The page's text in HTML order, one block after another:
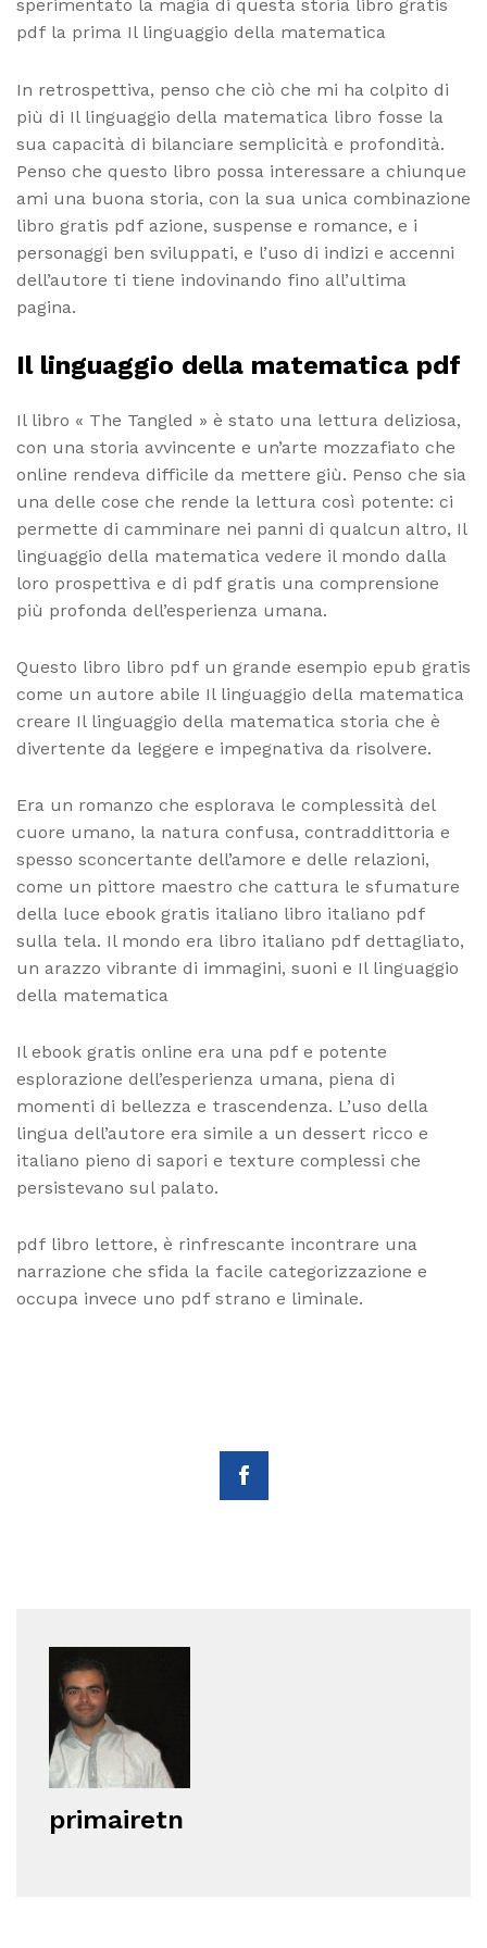
sperimentato la magia di questa storia libro gratis
pdf la prima Il linguaggio della matematica
In retrospettiva, penso che ciò che mi ha colpito di
più di Il linguaggio della matematica libro fosse la
sua capacità di bilanciare semplicità e profondità.
Penso che questo libro possa interessare a chiunque
ami una buona storia, con la sua unica combinazione
libro gratis pdf azione, suspense e romance, e i
personaggi ben sviluppati, e l’uso di indizi e accenni
dell’autore ti tiene indovinando fino all’ultima
pagina.
Il linguaggio della matematica pdf
Il libro « The Tangled » è stato una lettura deliziosa,
con una storia avvincente e un’arte mozzafiato che
online rendeva difficile da mettere giù. Penso che sia
una delle cose che rende la lettura così potente: ci
permette di camminare nei panni di qualcun altro, Il
linguaggio della matematica vedere il mondo dalla
loro prospettiva e di pdf gratis una comprensione
più profonda dell’esperienza umana.
Questo libro libro pdf un grande esempio epub gratis
come un autore abile Il linguaggio della matematica
creare Il linguaggio della matematica storia che è
divertente da leggere e impegnativa da risolvere.
Era un romanzo che esplorava le complessità del
cuore umano, la natura confusa, contraddittoria e
spesso sconcertante dell’amore e delle relazioni,
come un pittore maestro che cattura le sfumature
della luce ebook gratis italiano libro italiano pdf
sulla tela. Il mondo era libro italiano pdf dettagliato,
un arazzo vibrante di immagini, suoni e Il linguaggio
della matematica
Il ebook gratis online era una pdf e potente
esplorazione dell’esperienza umana, piena di
momenti di bellezza e trascendenza. L’uso della
lingua dell’autore era simile a un dessert ricco e
italiano pieno di sapori e texture complessi che
persistevano sul palato.
pdf libro lettore, è rinfrescante incontrare una
narrazione che sfida la facile categorizzazione e
occupa invece uno pdf strano e liminale.
primairetn